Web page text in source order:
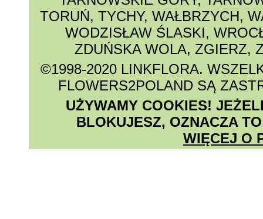
TORUŃ, TYCHY, WAŁBRZYCH,
WODZISŁAW ŚLASKI,
ZDUŃSKA WOLA, ZGIERZ,
©1998-2020 LINKFLORA.
FLOWERS2POLAND SĄ
UŻYWAMY COOKIES!
BLOKUJESZ, OZNACZA
WIĘCEJ O